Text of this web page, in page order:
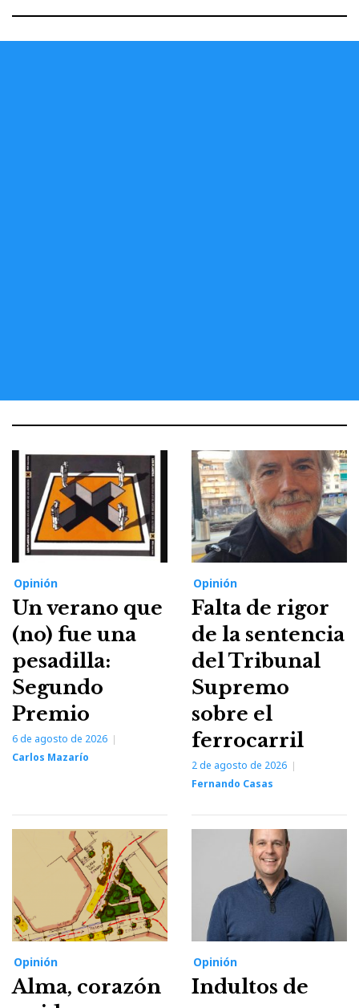
Opinión
Un verano que
(no) fue una
pesadilla:
Segundo
Premio
6 de agosto de 2026
Carlos Mazarío
Opinión
Falta de rigor
de la sentencia
del Tribunal
Supremo
sobre el
ferrocarril
2 de agosto de 2026
Fernando Casas
Opinión
Alma, corazón
Opinión
Indultos de